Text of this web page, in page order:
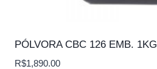
PÓLVORA CBC 126 EMB. 1KG
R$1,890.00